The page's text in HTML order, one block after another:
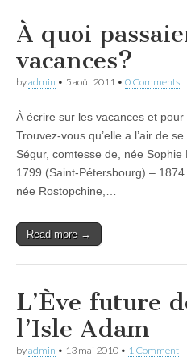
À quoi
vacances?
byadmin • 5 août 2011 • 0 Comments
À écrire sur les vacances et
Trouvez-vous qu’elle a l’air de
Ségur, comtesse de, née
1799 (Saint-Pétersbourg) –
née Rostopchine,…
Read more →
L’Ève future
l’Isle Adam
byadmin • 13 mai 2010 • 1 Comment